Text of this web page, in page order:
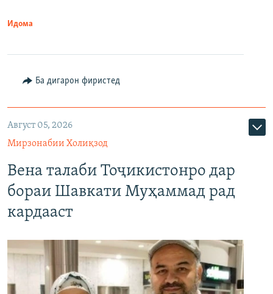
Идома
Ба дигарон фиристед
Август 05, 2026
Мирзонабии Холиқзод
Вена талаби Тоҷикистонро дар
бораи Шавкати Муҳаммад рад
кардааст